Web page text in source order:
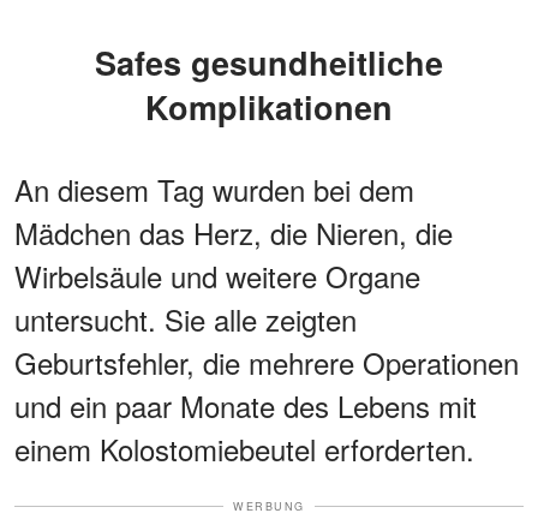
Safes gesundheitliche
Komplikationen
An diesem Tag wurden bei dem
Mädchen das Herz, die Nieren, die
Wirbelsäule und weitere Organe
untersucht. Sie alle zeigten
Geburtsfehler, die mehrere Operationen
und ein paar Monate des Lebens mit
einem Kolostomiebeutel erforderten.
WERBUNG